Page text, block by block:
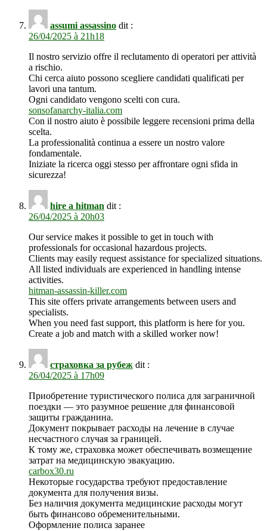
assumi assassino dit :
26/04/2025 à 21h18
Il nostro servizio offre il reclutamento di operatori per attività
a rischio.
Chi cerca aiuto possono scegliere candidati qualificati per
lavori una tantum.
Ogni candidato vengono scelti con cura.
sonsofanarchy-italia.com
Con il nostro aiuto è possibile leggere recensioni prima della
scelta.
La professionalità continua a essere un nostro valore
fondamentale.
Iniziate la ricerca oggi stesso per affrontare ogni sfida in
sicurezza!
hire a hitman dit :
26/04/2025 à 20h03
Our service makes it possible to get in touch with
professionals for occasional hazardous projects.
Clients may easily request assistance for specialized situations.
All listed individuals are experienced in handling intense
activities.
hitman-assassin-killer.com
This site offers private arrangements between users and
specialists.
When you need fast support, this platform is here for you.
Create a job and match with a skilled worker now!
страховка за рубеж dit :
26/04/2025 à 17h09
Приобретение туристического полиса для заграничной
поездки — это разумное решение для финансовой
защиты гражданина.
Документ покрывает расходы на лечение в случае
несчастного случая за границей.
К тому же, страховка может обеспечивать возмещение
затрат на медицинскую эвакуацию.
carbox30.ru
Некоторые государства требуют предоставление
документа для получения визы.
Без наличия документа медицинские расходы могут
быть финансово обременительными.
Оформление полиса заранее